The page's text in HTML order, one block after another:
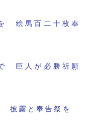
絵馬百二十枚奉
巨人が必勝祈願
披露と奉告祭を